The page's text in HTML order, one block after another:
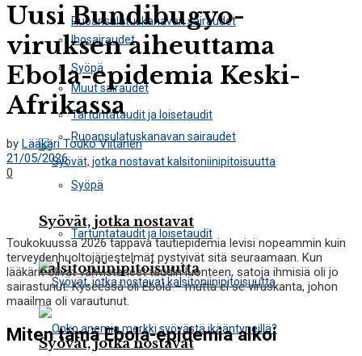
Ruoansulatuskanavan sairaudet
Syöpä
Tartuntataudit ja loisetaudit
Syövät, jotka nostavat
kalsitoniinipitoisuutta
Ihosairaudet
Muut sairaudet
Ruoansulatuskanavan sairaudet
Syöpä
Tartuntataudit ja loisetaudit
Syövät, jotka nostavat
Uusi Bundibugyo-
viruksen aiheuttama
Ebola-epidemia Keski-
Afrikassa
by Lääkäri Touko Viitanen
21/05/2026
0
Toukokuussa 2026 tappava tautiepidemia levisi nopeammin kuin
terveydenhuoltojärjestelmät pystyivät sitä seuraamaan. Kun
lääkärit olivat vahvistaneet taudin luonteen, satoja ihmisiä oli jo
sairastunut. Kyseessä oli Ebola – mutta ei se viruskanta, johon
maailma oli varautunut.
Miten tämä Ebola-epidemia alkoi